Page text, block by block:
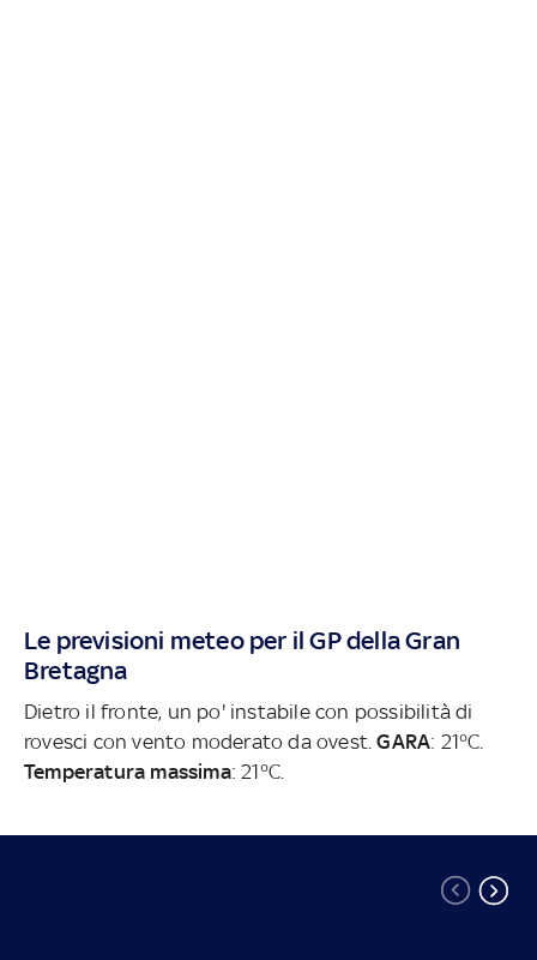
Le previsioni meteo per il GP della Gran
Bretagna
Dietro il fronte, un po' instabile con possibilità di
rovesci con vento moderato da ovest.GARA: 21°C.
Temperatura massima: 21°C.